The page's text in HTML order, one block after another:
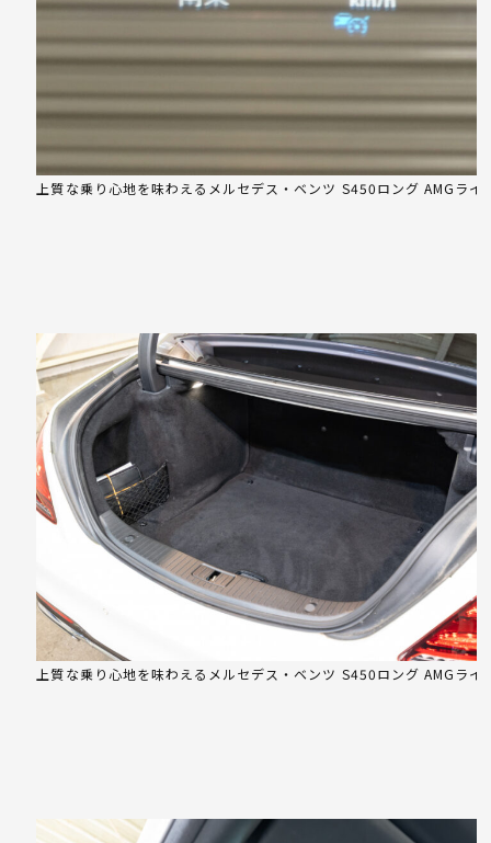
上質な乗り心地を味わえるメルセデス・ベンツ S450ロング AMGライ
上質な乗り心地を味わえるメルセデス・ベンツ S450ロング AMGライ